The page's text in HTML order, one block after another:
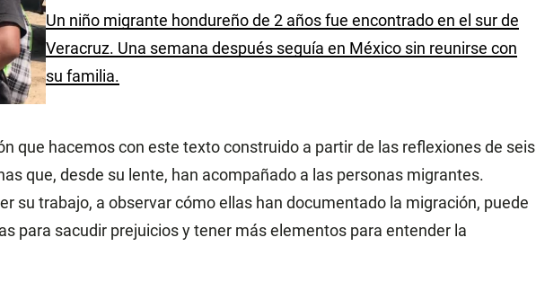
Un niño migrante hondureño de 2 años fue encontrado en el sur de
Veracruz. Una semana después seguía en México sin reunirse con
su familia.
que hacemos con este texto construido a partir de las reflexiones de seis
que, desde su lente, han acompañado a las personas migrantes.
su trabajo, a observar cómo ellas han documentado la migración, puede
para sacudir prejuicios y tener más elementos para entender la